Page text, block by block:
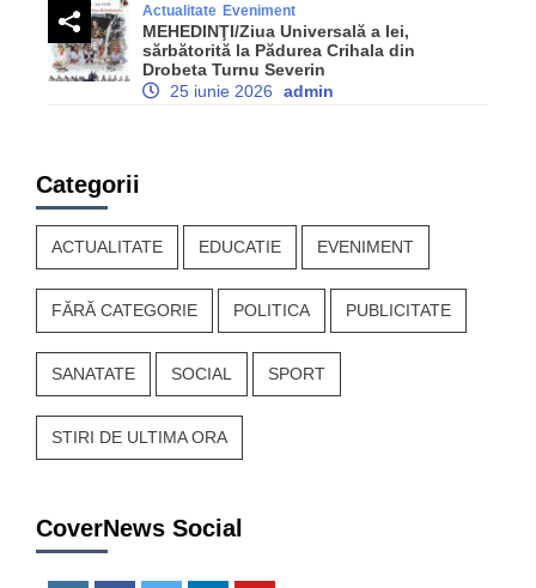
Actualitate Eveniment
MEHEDINŢI/Ziua Universală a Iei,
sărbătorită la Pădurea Crihala din
Drobeta Turnu Severin
25 iunie 2026
admin
Categorii
ACTUALITATE EDUCATIE EVENIMENT
FĂRĂ CATEGORIE POLITICA PUBLICITATE
SANATATE SOCIAL SPORT
STIRI DE ULTIMA ORA
CoverNews Social